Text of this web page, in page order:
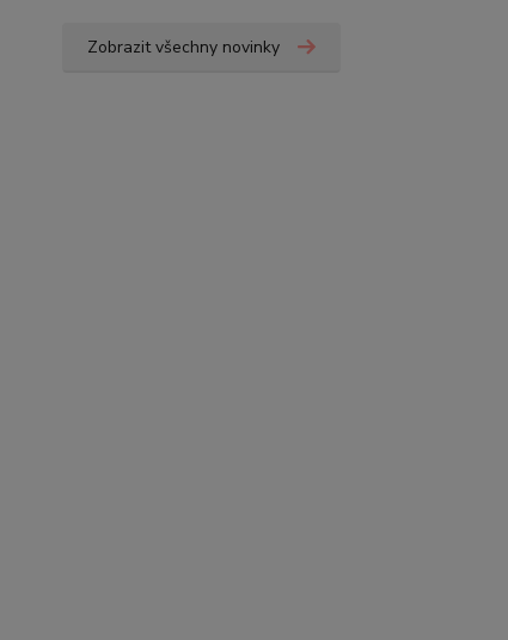
Zobrazit všechny novinky